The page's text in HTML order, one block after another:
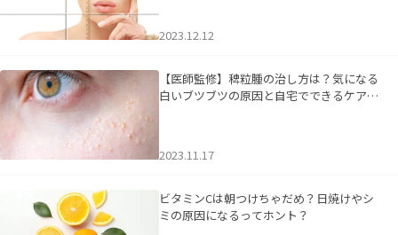
2023.12.12
【医師監修】稗粒腫の治し方は？気になる
白いブツブツの原因と自宅でできるケアに
2023.11.17
ビタミンCは朝つけちゃだめ？日焼けやシ
ミの原因になるってホント？